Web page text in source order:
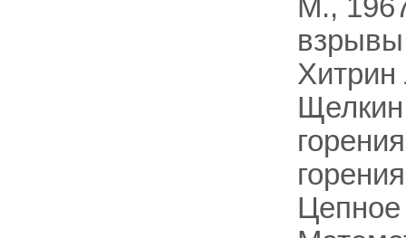
M.,
взрывы